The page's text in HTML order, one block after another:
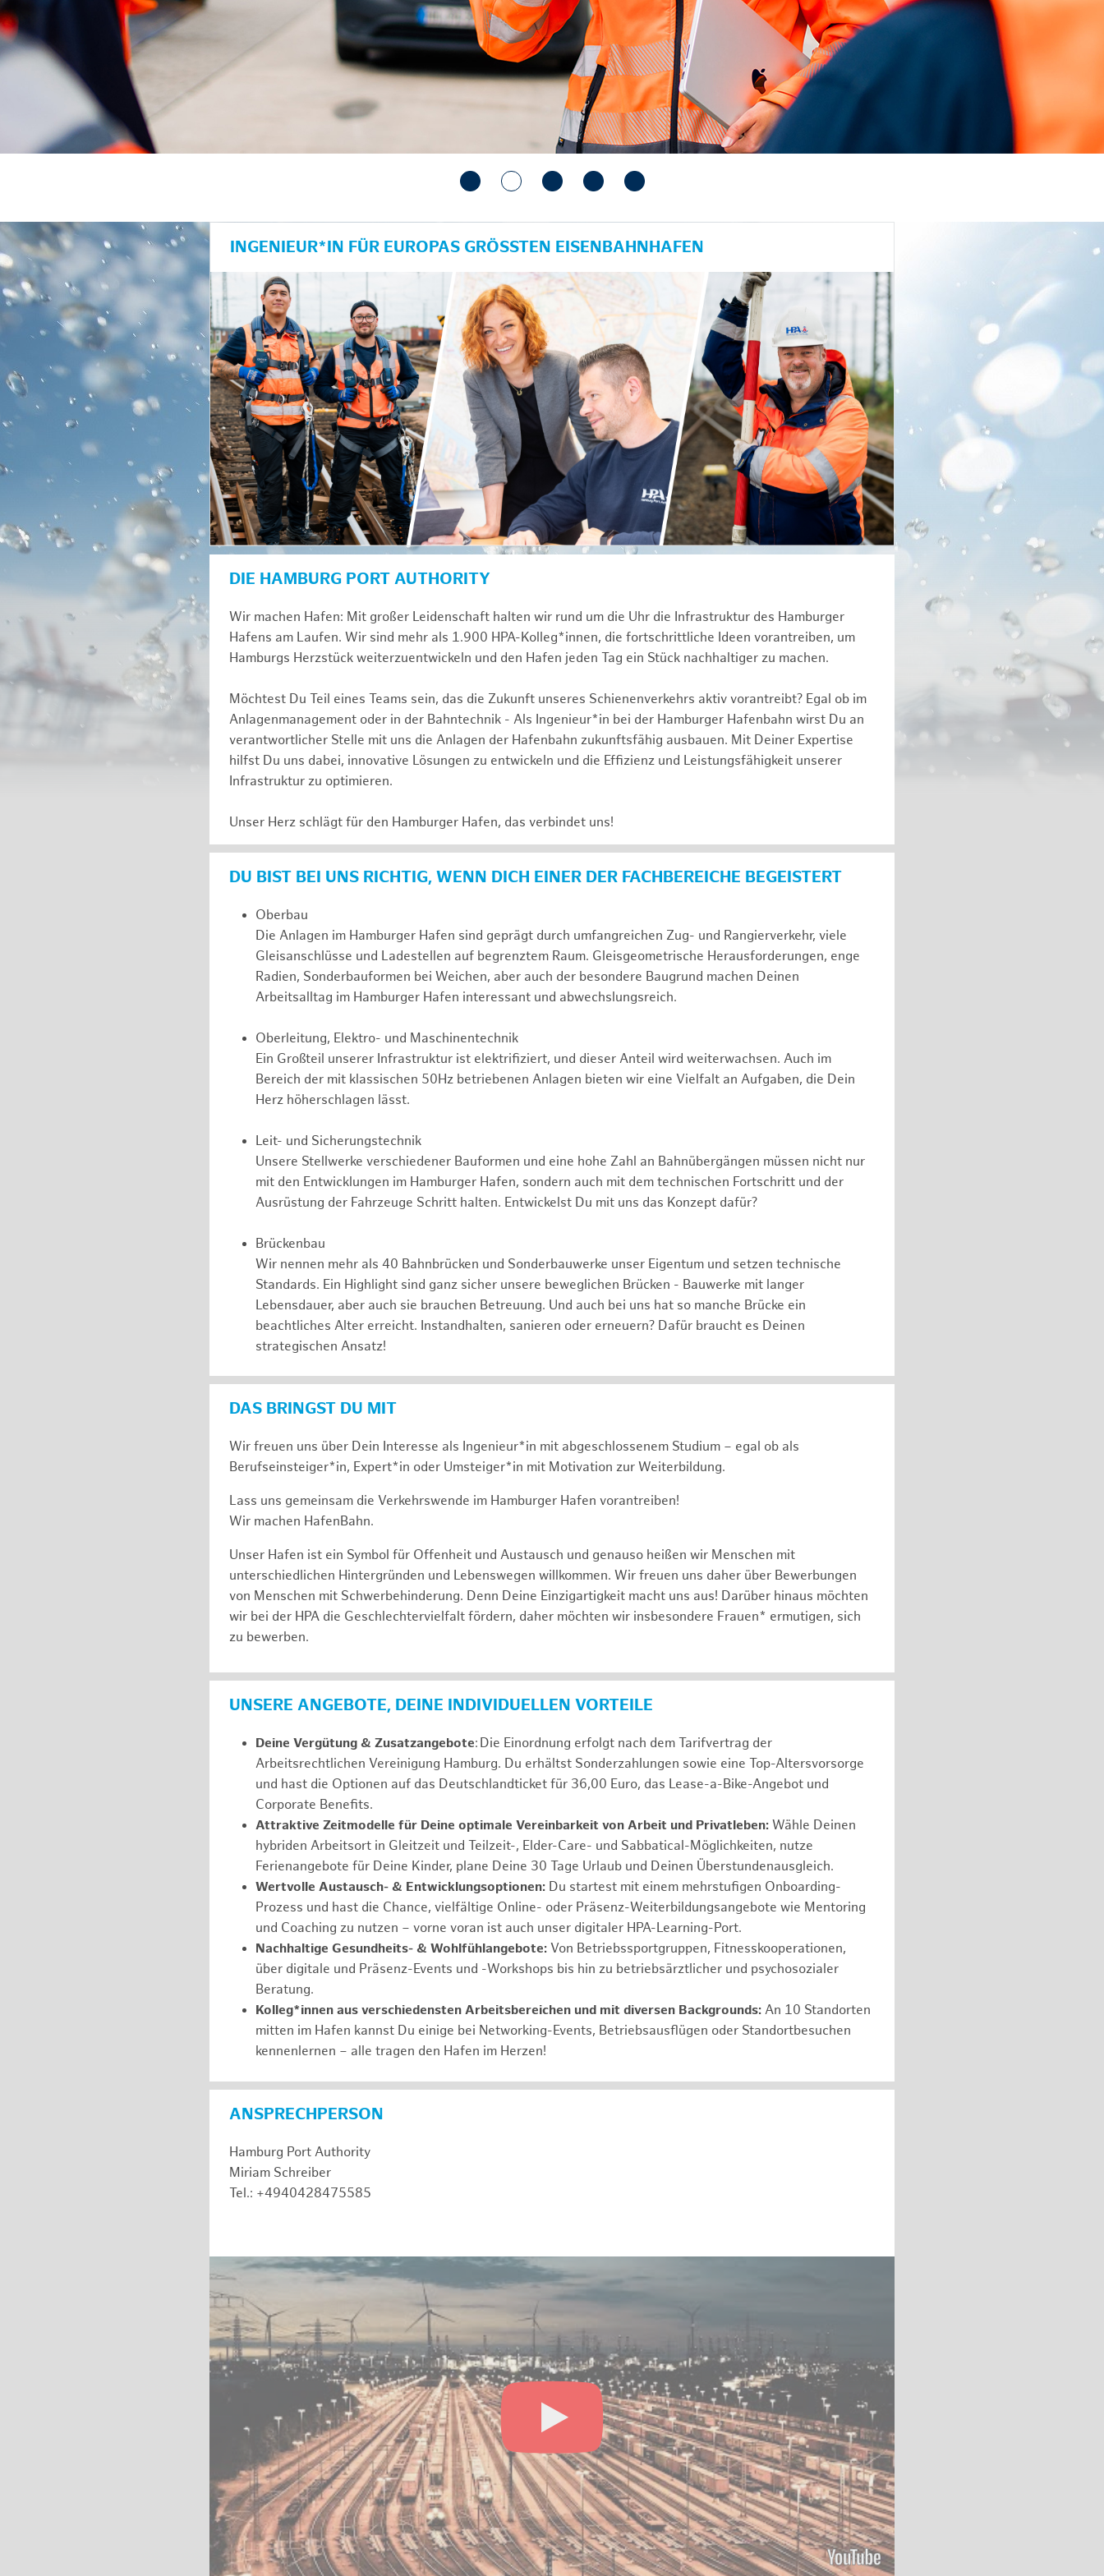
anzeigen/schließen
INGENIEUR*IN FÜR EUROPAS GRÖSSTEN EISENBAHNHAFEN
DIE HAMBURG PORT AUTHORITY
Wir machen Hafen: Mit großer Leidenschaft halten wir rund um die Uhr die Infrastruktur des Hamburger
Hafens am Laufen. Wir sind mehr als 1.900 HPA-Kolleg*innen, die fortschrittliche Ideen vorantreiben, um
Hamburgs Herzstück weiterzuentwickeln und den Hafen jeden Tag ein Stück nachhaltiger zu machen.
Möchtest Du Teil eines Teams sein, das die Zukunft unseres Schienenverkehrs aktiv vorantreibt? Egal ob im
Anlagenmanagement oder in der Bahntechnik - Als Ingenieur*in bei der Hamburger Hafenbahn wirst Du an
verantwortlicher Stelle mit uns die Anlagen der Hafenbahn zukunftsfähig ausbauen. Mit Deiner Expertise
hilfst Du uns dabei, innovative Lösungen zu entwickeln und die Effizienz und Leistungsfähigkeit unserer
Infrastruktur zu optimieren.
Unser Herz schlägt für den Hamburger Hafen, das verbindet uns!
DU BIST BEI UNS RICHTIG, WENN DICH EINER DER FACHBEREICHE BEGEISTERT
Oberbau
Die Anlagen im Hamburger Hafen sind geprägt durch umfangreichen Zug- und Rangierverkehr, viele
Gleisanschlüsse und Ladestellen auf begrenztem Raum. Gleisgeometrische Herausforderungen, enge
Radien, Sonderbauformen bei Weichen, aber auch der besondere Baugrund machen Deinen
Arbeitsalltag im Hamburger Hafen interessant und abwechslungsreich.
Oberleitung, Elektro- und Maschinentechnik
Ein Großteil unserer Infrastruktur ist elektrifiziert, und dieser Anteil wird weiterwachsen. Auch im
Bereich der mit klassischen 50Hz betriebenen Anlagen bieten wir eine Vielfalt an Aufgaben, die Dein
Herz höherschlagen lässt.
Leit- und Sicherungstechnik
Unsere Stellwerke verschiedener Bauformen und eine hohe Zahl an Bahnübergängen müssen nicht nur
mit den Entwicklungen im Hamburger Hafen, sondern auch mit dem technischen Fortschritt und der
Ausrüstung der Fahrzeuge Schritt halten. Entwickelst Du mit uns das Konzept dafür?
Brückenbau
Wir nennen mehr als 40 Bahnbrücken und Sonderbauwerke unser Eigentum und setzen technische
Standards. Ein Highlight sind ganz sicher unsere beweglichen Brücken - Bauwerke mit langer
Lebensdauer, aber auch sie brauchen Betreuung. Und auch bei uns hat so manche Brücke ein
beachtliches Alter erreicht. Instandhalten, sanieren oder erneuern? Dafür braucht es Deinen
strategischen Ansatz!
DAS BRINGST DU MIT
Wir freuen uns über Dein Interesse als Ingenieur*in mit abgeschlossenem Studium – egal ob als
Berufseinsteiger*in, Expert*in oder Umsteiger*in mit Motivation zur Weiterbildung.
Lass uns gemeinsam die Verkehrswende im Hamburger Hafen vorantreiben!
Wir machen HafenBahn.
Unser Hafen ist ein Symbol für Offenheit und Austausch und genauso heißen wir Menschen mit
unterschiedlichen Hintergründen und Lebenswegen willkommen. Wir freuen uns daher über Bewerbungen
von Menschen mit Schwerbehinderung. Denn Deine Einzigartigkeit macht uns aus! Darüber hinaus möchten
wir bei der HPA die Geschlechtervielfalt fördern, daher möchten wir insbesondere Frauen* ermutigen, sich
zu bewerben.
UNSERE ANGEBOTE, DEINE INDIVIDUELLEN VORTEILE
Deine Vergütung & Zusatzangebote: Die Einordnung erfolgt nach dem Tarifvertrag der
Arbeitsrechtlichen Vereinigung Hamburg. Du erhältst Sonderzahlungen sowie eine Top-Altersvorsorge
und hast die Optionen auf das Deutschlandticket für 36,00 Euro, das Lease-a-Bike-Angebot und
Corporate Benefits.
Attraktive Zeitmodelle für Deine optimale Vereinbarkeit von Arbeit und Privatleben: Wähle Deinen
hybriden Arbeitsort in Gleitzeit und Teilzeit-, Elder-Care- und Sabbatical-Möglichkeiten, nutze
Ferienangebote für Deine Kinder, plane Deine 30 Tage Urlaub und Deinen Überstundenausgleich.
Wertvolle Austausch- & Entwicklungsoptionen: Du startest mit einem mehrstufigen Onboarding-
Prozess und hast die Chance, vielfältige Online- oder Präsenz-Weiterbildungsangebote wie Mentoring
und Coaching zu nutzen – vorne voran ist auch unser digitaler HPA-Learning-Port.
Nachhaltige Gesundheits- & Wohlfühlangebote: Von Betriebssportgruppen, Fitnesskooperationen,
über digitale und Präsenz-Events und -Workshops bis hin zu betriebsärztlicher und psychosozialer
Beratung.
Kolleg*innen aus verschiedensten Arbeitsbereichen und mit diversen Backgrounds: An 10 Standorten
mitten im Hafen kannst Du einige bei Networking-Events, Betriebsausflügen oder Standortbesuchen
kennenlernen – alle tragen den Hafen im Herzen!
ANSPRECHPERSON
Hamburg Port Authority
Miriam Schreiber
Tel.: +4940428475585